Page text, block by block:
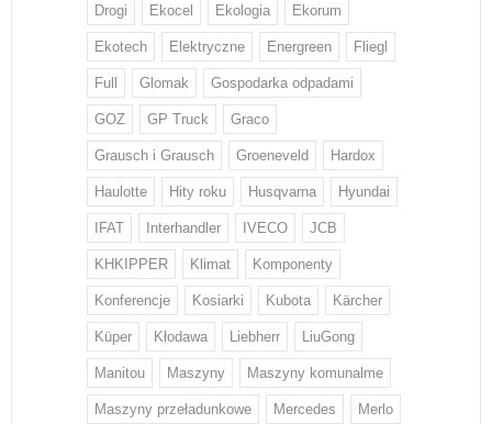
Drogi Ekocel Ekologia Ekorum
Ekotech Elektryczne Energreen Fliegl
Full Glomak Gospodarka odpadami
GOZ GP Truck Graco
Grausch i Grausch Groeneveld Hardox
Haulotte Hity roku Husqvarna Hyundai
IFAT Interhandler IVECO JCB
KHKIPPER Klimat Komponenty
Konferencje Kosiarki Kubota Kärcher
Küper Kłodawa Liebherr LiuGong
Manitou Maszyny Maszyny komunalme
Maszyny przeładunkowe Mercedes Merlo